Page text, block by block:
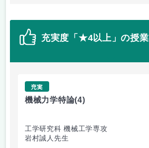
充実度「★4以上」の授業
充実
機械力学特論(4)
工学研究科 機械工学専攻
岩村誠人先生